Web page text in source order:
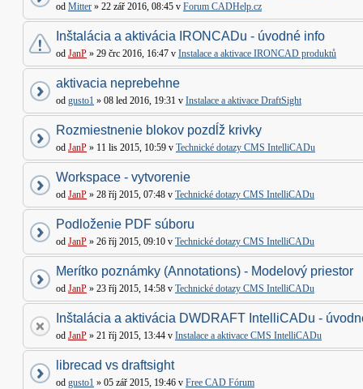
od Mitter » 22 zář 2016, 08:45 v Forum CADHelp.cz
Inštalácia a aktivácia IRONCADu - úvodné info
od JanP » 29 črc 2016, 16:47 v Instalace a aktivace IRONCAD produktů
aktivacia neprebehne
od gusto1 » 08 led 2016, 19:31 v Instalace a aktivace DraftSight
Rozmiestnenie blokov pozdĺž krivky
od JanP » 11 lis 2015, 10:59 v Technické dotazy CMS IntelliCADu
Workspace - vytvorenie
od JanP » 28 říj 2015, 07:48 v Technické dotazy CMS IntelliCADu
Podloženie PDF súboru
od JanP » 26 říj 2015, 09:10 v Technické dotazy CMS IntelliCADu
Merítko poznámky (Annotations) - Modelový priestor
od JanP » 23 říj 2015, 14:58 v Technické dotazy CMS IntelliCADu
Inštalácia a aktivácia DWDRAFT IntelliCADu -
od JanP » 21 říj 2015, 13:44 v Instalace a aktivace CMS IntelliCADu
librecad vs draftsight
od gusto1 » 05 zář 2015, 19:46 v Free CAD Fórum